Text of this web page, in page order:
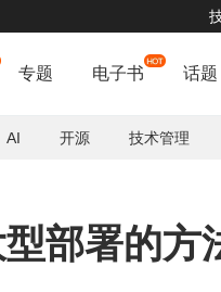
QCon 全球软件开发
专题 电子书 话题
AI 开源 技术管理
部署的方